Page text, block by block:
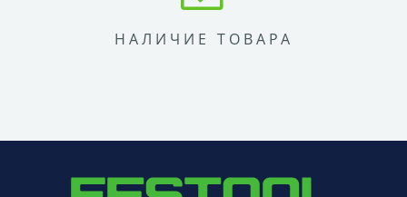
НАЛИЧИЕ ТОВАРА